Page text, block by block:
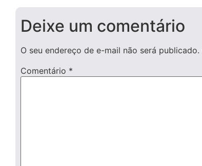
Deixe um comentário
O seu endereço de e-mail não será publicado.
Comentário *